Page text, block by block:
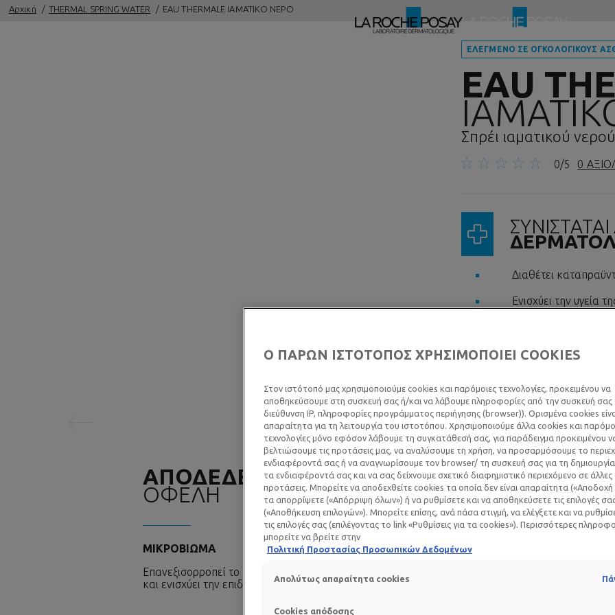
Αρχική THERMAL SPRING WATER EAU THERMALE ΙΑΜΑΤΙΚΟ ΝΕΡΟ
Επόμενος πίνακας
ΕΛΕΓΜΕΝΟ ΣΕ ΟΓΚΟΛΟΓΙΚΟΥΣ
EAU
Σπρέι ιαματικού
0/5 0
Διαθέτει
Ενισχύει την υγεία
ερεθισμούς.
Επανεξισορροπεί
επιδερμίδα.
ΠΕΡΙΕΚΤΙΚΟΤΗΤΑ
Volume
150 ml
ΑΠΟΔΕΔΕΙΓΜΕΝΑ
ΟΦΕΛΗ
ΜΙΚΡΟΒΙΩΜΑ
Επανεξισορροπεί το μικροβίωμα
και ενισχύει την επιδερμίδα
ΜΕΙΩΝΕΙ
Το
έχει
και
Ο ΠΑΡΩΝ ΙΣΤΟΤΟΠΟΣ ΧΡΗΣΙΜΟΠΟΙΕΙ COOKIES
Στον ιστότοπό μας χρησιμοποιούμε cookies και παρόμοιες τεχνολογίες, προκειμένου να
αποθηκεύσουμε στη συσκευή σας ή/και να λάβουμε πληροφορίες από την συσκευή σας
διεύθυνση IP, πληροφορίες προγράμματος περιήγησης (browser)). Ορισμένα cookies
απαραίτητα για τη λειτουργία του ιστοτόπου. Χρησιμοποιούμε άλλα cookies και
τεχνολογίες μόνο εφόσον λάβουμε τη συγκατάθεσή σας, για παράδειγμα προκειμένου
βελτιώσουμε τις προτάσεις μας, να αναλύσουμε τη χρήση, να προσαρμόσουμε το
ενδιαφέροντά σας ή να αναγνωρίσουμε τον browser/ τη συσκευή σας για τη
τα ενδιαφέροντά σας και να σας δείχνουμε σχετικό διαφημιστικό περιεχόμενο σε άλλες
προτάσεις. Μπορείτε να αποδεχθείτε cookies τα οποία δεν είναι απαραίτητα
τα απορρίψετε («Απόρριψη όλων») ή να ρυθμίσετε και να αποθηκεύσετε τις επιλογές
(«Αποθήκευση επιλογών»). Μπορείτε επίσης, ανά πάσα στιγμή, να ελέγξετε και να
τις επιλογές σας (επιλέγοντας το link «Ρυθμίσεις για τα cookies»). Περισσότερες
μπορείτε να βρείτε στην
Πολιτική Προστασίας Προσωπικών Δεδομένων
Απολύτως απαραίτητα cookies
Cookies απόδοσης